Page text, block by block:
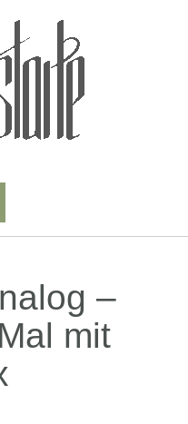
–
mit